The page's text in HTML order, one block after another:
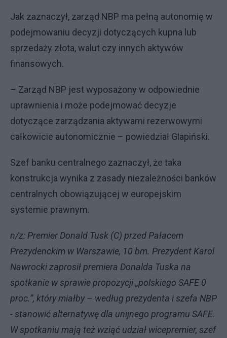
Jak zaznaczył, zarząd NBP ma pełną autonomię w
podejmowaniu decyzji dotyczących kupna lub
sprzedaży złota, walut czy innych aktywów
finansowych.
– Zarząd NBP jest wyposażony w odpowiednie
uprawnienia i może podejmować decyzje
dotyczące zarządzania aktywami rezerwowymi
całkowicie autonomicznie – powiedział Glapiński.
Szef banku centralnego zaznaczył, że taka
konstrukcja wynika z zasady niezależności banków
centralnych obowiązującej w europejskim
systemie prawnym.
n/z: Premier Donald Tusk (C) przed Pałacem
Prezydenckim w Warszawie, 10 bm. Prezydent Karol
Nawrocki zaprosił premiera Donalda Tuska na
spotkanie w sprawie propozycji „polskiego SAFE 0
proc.”, który miałby – według prezydenta i szefa NBP
- stanowić alternatywę dla unijnego programu SAFE.
W spotkaniu mają też wziąć udział wicepremier, szef